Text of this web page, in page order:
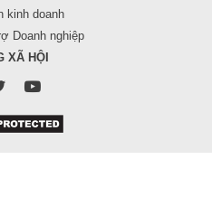
kinh doanh
Doanh nghiệp
XÃ HỘI